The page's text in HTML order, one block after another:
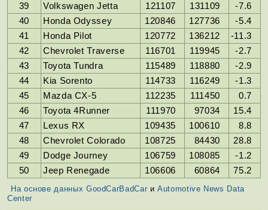
39
Volkswagen Jetta 121107 131109
-7.6
40
Honda Odyssey 120846 127736
-5.4
41
Honda Pilot 120772 136212
-11.3
42
Chevrolet Traverse 116701 119945
-2.7
43
Toyota Tundra 115489 118880
-2.9
44
Kia Sorento 114733 116249
-1.3
45
Mazda CX-5 112235 111450
0.7
46
Toyota 4Runner 111970 97034
15.4
47
Lexus RX 109435 100610
8.8
48
Chevrolet Colorado 108725 84430
28.8
49
Dodge Journey 106759 108085
-1.2
50
Jeep Renegade 106606 60864 75.2
На основе данных GoodCarBadCar иAutomotive News Data
Center